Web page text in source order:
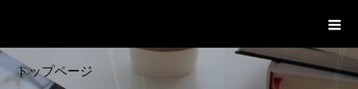
トップページ